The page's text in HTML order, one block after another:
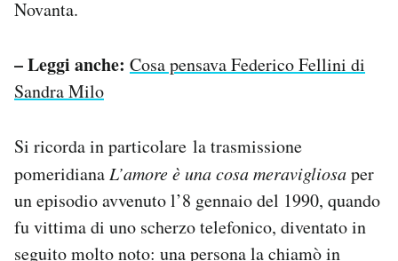
Novanta.
– Leggi anche: Cosa pensava Federico Fellini di
Sandra Milo
Si ricorda in particolare la trasmissione
pomeridiana L’amore è una cosa meravigliosaper
un episodio avvenuto l’8 gennaio del 1990, quando
fu vittima di uno scherzo telefonico, diventato in
seguito molto noto: una persona la chiamò in